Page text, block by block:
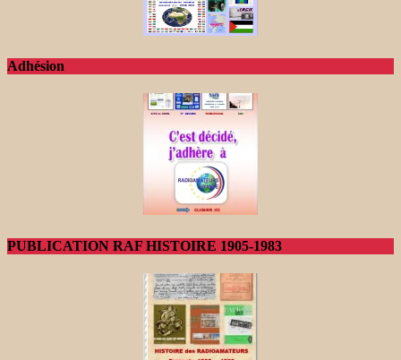
Adhésion
PUBLICATION RAF HISTOIRE 1905-1983